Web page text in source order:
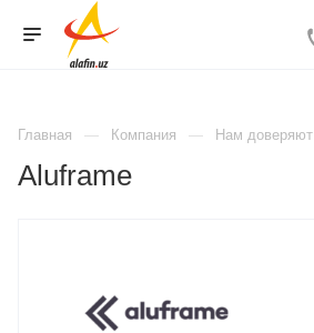
Главная Компания Нам доверяют
Aluframe